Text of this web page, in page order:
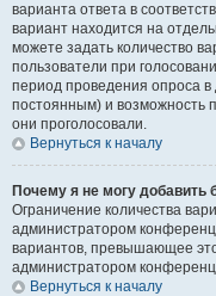
варианта ответа в
вариант находится на
можете задать количество
пользователи при
период проведения опроса в
постоянным) и возможность
они проголосовали.
Вернуться к началу
Почему я не могу добавить
Ограничение количества
администратором
вариантов, превышающее
администратором
Вернуться к началу